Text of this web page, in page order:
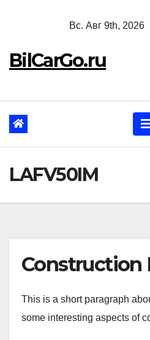
Вс. Авг 9th, 2026
BilCarGo.ru
LAFV50IM
Construction
This is a short paragraph
some interesting aspects of